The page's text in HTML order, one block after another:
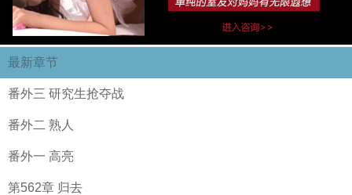
最新章节
番外三 研究生抢夺战
番外二 熟人
番外一 高亮
第562章 归去